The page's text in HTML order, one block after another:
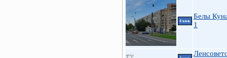
4 ккв.
Белы
1